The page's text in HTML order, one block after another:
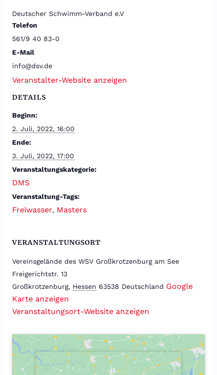
DETAILS
Beginn:
2. Juli, 2022, 16:00
Ende:
3. Juli, 2022, 17:00
Veranstaltungskategorie:
DMS
Veranstaltung-Tags:
Freiwasser, Masters
Deutscher Schwimm-Verband e.V
Telefon
561/9 40 83-0
E-Mail
info@dsv.de
Veranstalter-Website anzeigen
VERANSTALTUNGSORT
Vereinsgelände des WSV Großkrotzenburg am See
Freigerichtstr. 13
Großkrotzenburg, Hessen 63538 Deutschland Google
Karte anzeigen
Veranstaltungsort-Website anzeigen